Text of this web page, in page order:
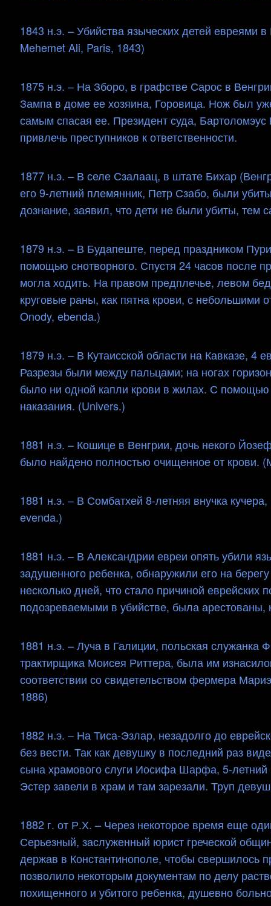
1843 н.э. – Убийства языческих детей евреями
Mehemet Ali, Paris, 1843)
1875 н.э. – На Зборо, в графстве Сарос в
Зампа в доме ее хозяина, Горовица. Нож был
самым спасая ее. Президент суда,
привлечь преступников к ответственности.
1877 н.э. – В селе Сзалаац, в штате Бихар
его 9-летний племянник, Петр Сзабо, были
дознание, заявил, что дети не были убиты, тем
1879 н.э. – В Будапеште, перед праздником
помощью снотворного. Спустя 24 часов после
могла ходить. На правом предплечье, левом
круговые раны, как пятна крови, с небольшими
Onody, ebenda.)
1879 н.э. – В Кутаисской области на Кавказе, 4
Разрезы были между пальцами; на ногах
было ни одной капли крови в жилах. С
наказания. (Univers.)
1881 н.э. – Кошице в Венгрии, дочь некого
было найдено полностью очищенное от крови.
1881 н.э. – В Сомбатхей 8-летняя внучка
evenda.)
1881 н.э. – В Александрии евреи опять убили
задушенного ребенка, обнаружили его на
несколько дней, что стало причиной
подозреваемыми в убийстве, была
1881 н.э. – Луча в Галиции, польская служанка
трактирщика Моисея Риттера, была им
соответствии со свидетельством фермера
1886)
1882 н.э. – На Тиса-Эзлар, незадолго до
без вести. Так как девушку в последний раз
сына храмового слуги Иосифа Шарфа, 5-летний
Эстер завели в храм и там зарезали. Труп
1882 г. ​​от Р.Х. – Через некоторое время еще
Серьезный, заслуженный юрист греческой
держав в Константинополе, чтобы свершилось
позволило некоторым документам по делу
похищенного и убитого ребенка, душевно